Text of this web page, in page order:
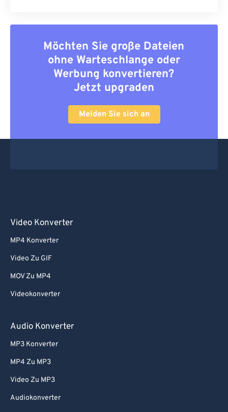
Möchten Sie große Dateien
ohne Warteschlange oder
Werbung konvertieren?
Jetzt upgraden
Melden Sie sich an
Video Konverter
MP4 Konverter
Video Zu GIF
MOV Zu MP4
Videokonverter
Audio Konverter
MP3 Konverter
MP4 Zu MP3
Video Zu MP3
Audiokonverter